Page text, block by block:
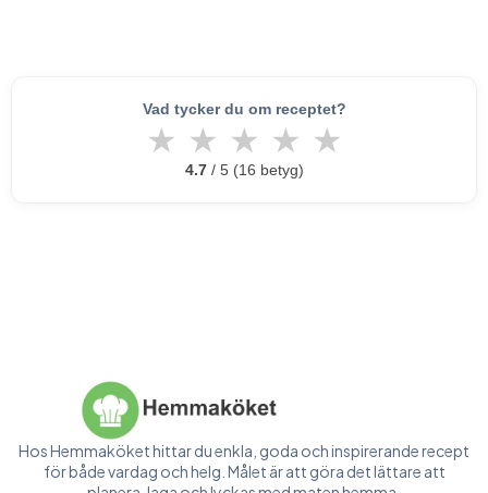
Vad tycker du om receptet?
★ ★ ★ ★ ★
4.7/ 5 (16 betyg)
Hos Hemmaköket hittar du enkla, goda och inspirerande recept
för både vardag och helg. Målet är att göra det lättare att